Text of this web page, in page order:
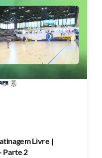
Livre |
Parte 2